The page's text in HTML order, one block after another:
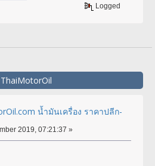
Logged
ThaiMotorOil
น้ำมันเครื่อง ราคาปลีก-
2019, 07:21:37 »